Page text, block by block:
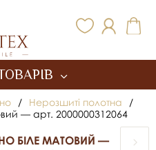
/ Нерозшиті полотна
/
— арт. 2000000312064
БІЛЕ МАТОВИЙ —